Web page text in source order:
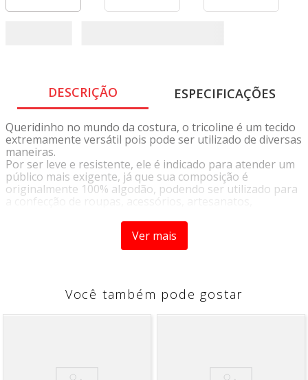
DESCRIÇÃO ESPECIFICAÇÕES
Queridinho no mundo da costura, o tricoline é um tecido
extremamente versátil pois pode ser utilizado de diversas
maneiras.
Por ser leve e resistente, ele é indicado para atender um
público mais exigente, já que sua composição é
originalmente 100% algodão, podendo ser utilizado para
a confecção de roupas, acessórios, artesanatos,
Sua variedade de cores e estampas proporciona infinitas
possibilidades de criação de acordo com a sua
INSTRUÇÕES DE LAVAGEM
• Permitida secagem em temperatura máxima 70°C
Ver mais
Você também pode gostar